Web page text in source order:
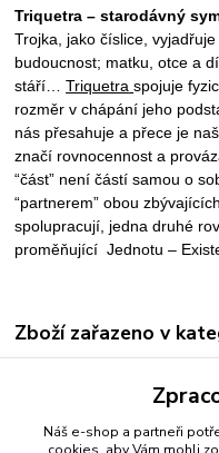
Triquetra – starodávný
Trojka, jako číslice,
budoucnost; matku, otce a
stáří…Triquetra spojuje
rozměr v chápání jeho
nás přesahuje a přece je
značí rovnocennost a
“část” není částí samou o
“partnerem” obou
spolupracují, jedna druhé
proměňující Jednotu –
Zboží zařazeno v
BÝK 21.4. - 21.5.
Náš e-shop a partneři